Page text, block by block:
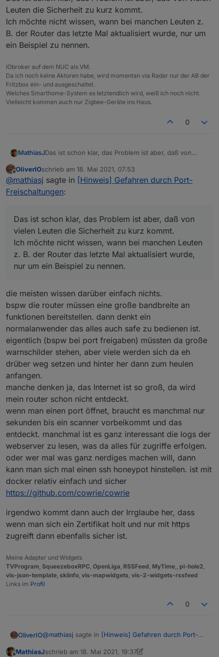
Leuten die Sicherheit zu kurz kommt.
Ich möchte nicht wissen, wann bei manchen Leuten z.
B. der Router das letzte Mal aktualisiert wurde, nur um
ein Beispiel zu nennen.
IObroker auf dem NUC als VM.
Da ich noch keine Aktoren habe, wird momentan via Radar nur der AB der
Fritzbox ein- und ausgeschaltet.
Welches Smarthome-System es letztendlich wird, weiß ich noch nicht.
Vielleicht kommen auch nur Zigbee-Geräte ins Haus.
0
MathiasJDas ist schon klar, das Problem ist aber, daß von
Ich möchte nicht wissen, wann bei manchen Leuten
z. B. der Router das letzte Mal aktualisiert wurde, nur
um ein Beispiel zu nennen.
Offline
OliverIOschrieb am 18. Mai 2021, 07:53
zuletzt editiert von
@mathiasj sagte in [Hinweis] Gefahren durch Port-
Freischaltungen:
Das ist schon klar, das Problem ist aber, daß von
vielen Leuten die Sicherheit zu kurz kommt.
Ich möchte nicht wissen, wann bei manchen Leuten
z. B. der Router das letzte Mal aktualisiert wurde,
nur um ein Beispiel zu nennen.
die meisten wissen darüber einfach nichts.
bspw die router müssen eine große bandbreite an
funktionen bereitstellen. dann denkt ein
normalanwender das alles auch safe zu bedienen ist.
eigentlich (bspw bei port freigaben) müssten da große
warnschilder stehen, aber viele werden sich da eh
drüber weg setzen und hinter her dann zum heulen
anfangen.
manche denken ja, das Internet ist so groß, da wird
mein router schon nicht entdeckt.
wenn man einen port öffnet, braucht es manchmal nur
sekunden bis ein scanner vorbeikommt und das
entdeckt. manchmal ist es ganz interessant die logs der
webserver zu lesen, was da alles für zugriffe erfolgen.
oder wer mal was ganz nerdiges machen will, dann
kann man sich mal einen ssh honeypot hinstellen. ist mit
docker relativ einfach und sicher
https://github.com/cowrie/cowrie
irgendwo kommt dann auch der Irrglaube her, dass
wenn man sich ein Zertifikat holt und nur mit https
zugreift dann ebenfalls sicher ist.
Meine Adapter und Widgets
TVProgram, SqueezeboxRPC, OpenLiga, RSSFeed, MyTime,, pi-hole2,
vis-json-template, skiinfo, vis-mapwidgets, vis-2-widgets-rssfeed
Links im Profil
0
OliverIO@mathiasj sagte in [Hinweis] Gefahren durch Port-
MathiasJschrieb am 18. Mai 2021, 19:37